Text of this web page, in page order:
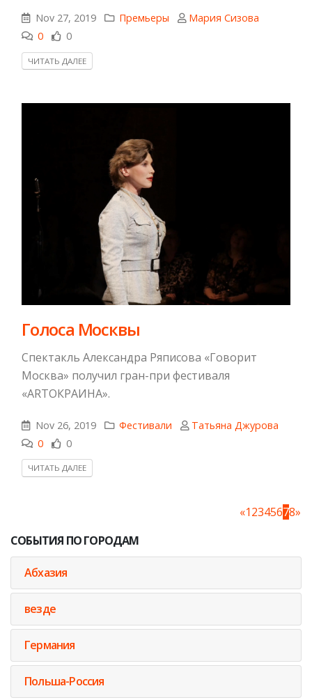
Nov 27, 2019 Премьеры
Мария Сизова
0
0
ЧИТАТЬ ДАЛЕЕ
​Голоса Москвы
Спектакль Александра Ряписова «Говорит
Москва» получил гран-при фестиваля
«ARTОКРАИНА».
Nov 26, 2019 Фестивали
Татьяна Джурова
0
0
ЧИТАТЬ ДАЛЕЕ
«12345678»
СОБЫТИЯ ПО ГОРОДАМ
Абхазия
везде
Германия
Польша-Россия